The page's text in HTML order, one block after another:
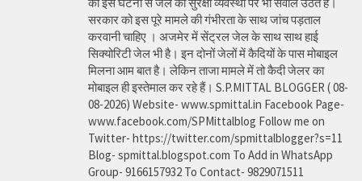
सरकार को इस पूरे मामले की गंभीरता के साथ जांच पड़ताल
करवानी चाहिए । अजमेर में सेंट्रल जेल के साथ साथ हाई
सिक्योरिटी जेल भी है। इन दोनों जेलों में कैदियों के पास मोबाइल
मिलना आम बात है। लेकिन ताजा मामले में तो कैदी जेलर का
मोबाइल ही इस्तेमाल कर रहे हैं। S.P.MITTAL BLOGGER ( 08-
08-2026) Website- www.spmittal.in Facebook Page-
www.facebook.com/SPMittalblog Follow me on
Twitter- https://twitter.com/spmittalblogger?s=11
Blog- spmittal.blogspot.com To Add in WhatsApp
Group- 9166157932 To Contact- 9829071511